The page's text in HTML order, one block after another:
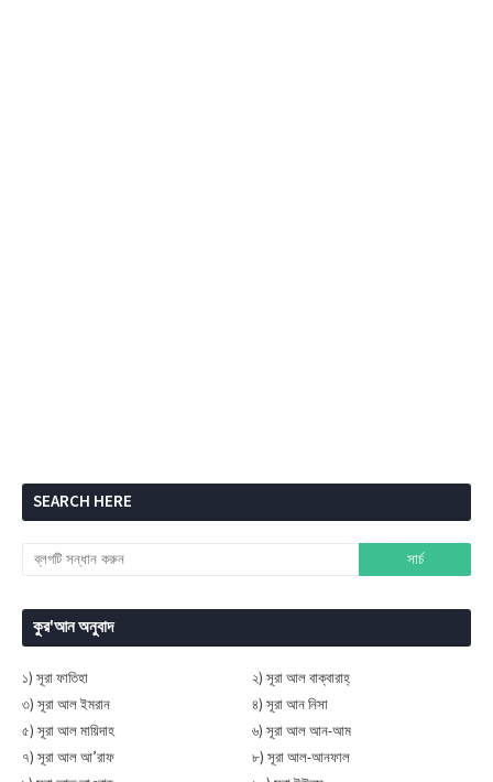
SEARCH HERE
কুর'আন অনুবাদ
১) সূরা ফাতিহা
২) সূরা আল বাক্বারাহ্
৩) সূরা আল ইমরান
৪) সূরা আন নিসা
৫) সূরা আল মায়িদাহ
৬) সূরা আল আন-আম
৭) সূরা আল আ’রাফ
৮) সূরা আল-আনফাল